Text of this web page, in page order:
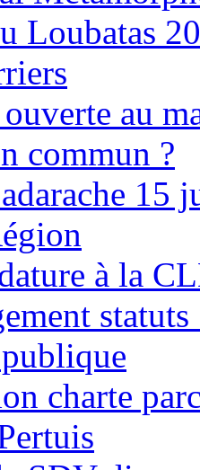
Loubatas
au
commun ?
15
à la
charte